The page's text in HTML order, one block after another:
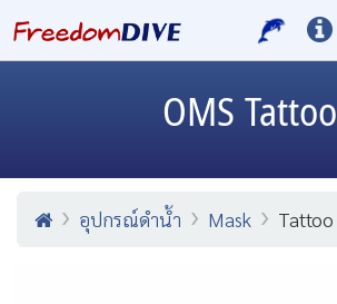
OMSTattoo
อุปกรณ์ดำน้ำ Mask Tattoo